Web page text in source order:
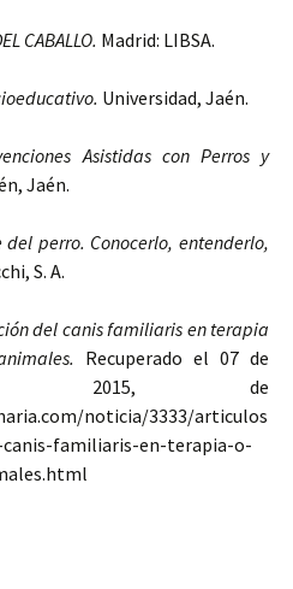
CABALLO. Madrid: LIBSA.
Universidad, Jaén.
Asistidas con Perros y
Jaén.
perro. Conocerlo, entenderlo,
S. A.
del canis familiaris en terapia
Recuperado el 07 de
2015, de
noticia/3333/articulos
familiaris-en-terapia-o-